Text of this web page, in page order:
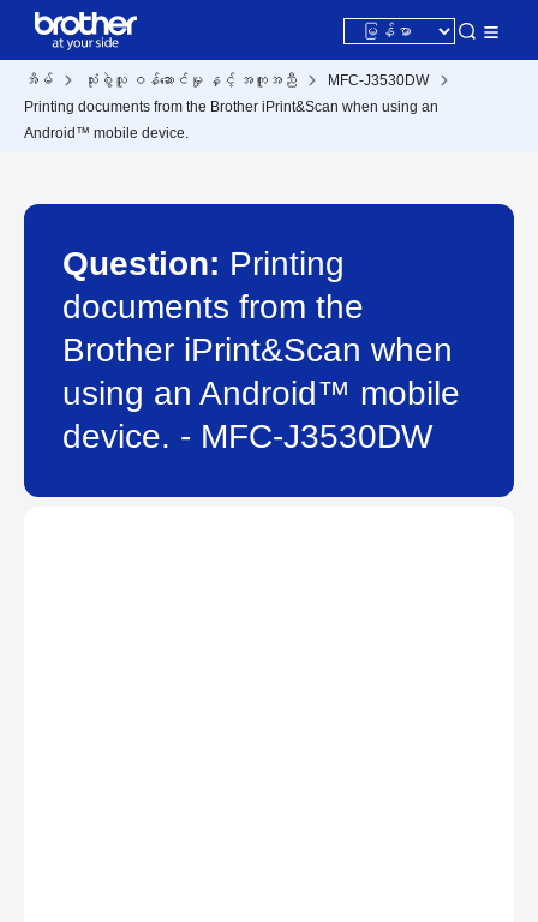
အိမ် သုံးစွဲသူ ဝန်ဆောင်မှု နှင့် အကူအညီ
MFC-J3530DW
Printing documents from the Brother iPrint&Scan when using an
Android™ mobile device.
Question: Printing
documents from the
Brother iPrint&Scan when
using an Android™ mobile
device. - MFC-J3530DW